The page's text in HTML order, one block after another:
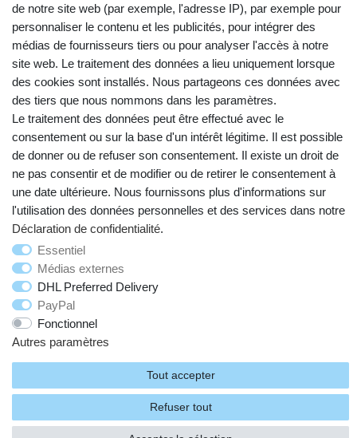
Mentions légales
Déclaration de confidentialité
© Copyright 2026 | Tous droits réservés.
de notre site web (par exemple, l'adresse IP), par exemple pour
personnaliser le contenu et les publicités, pour intégrer des
médias de fournisseurs tiers ou pour analyser l'accès à notre
site web. Le traitement des données a lieu uniquement lorsque
des cookies sont installés. Nous partageons ces données avec
des tiers que nous nommons dans les paramètres.
Le traitement des données peut être effectué avec le
consentement ou sur la base d'un intérêt légitime. Il est possible
de donner ou de refuser son consentement. Il existe un droit de
ne pas consentir et de modifier ou de retirer le consentement à
une date ultérieure. Nous fournissons plus d'informations sur
l'utilisation des données personnelles et des services dans notre
Déclaration de confidentialité.
Essentiel
Médias externes
DHL Preferred Delivery
PayPal
Fonctionnel
Autres paramètres
Tout accepter
Refuser tout